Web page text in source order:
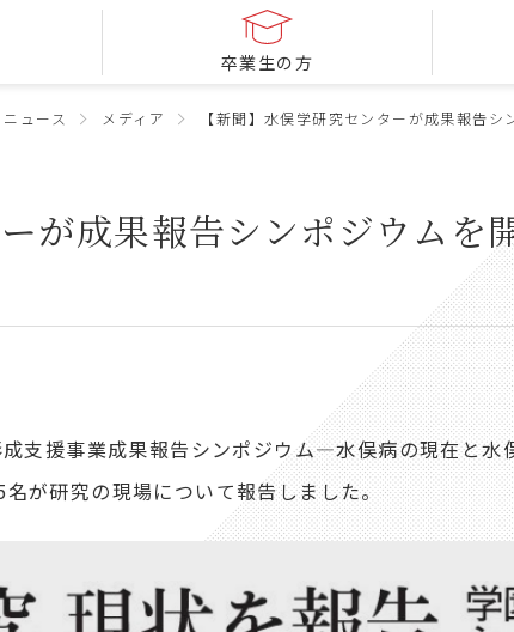
卒業生の方
ニュース メディア 【新聞】水俣学研究センターが成果報告
が成果報告シンポジウムを
支援事業成果報告シンポジウム―水俣病の現在と
が研究の現場について報告しました。